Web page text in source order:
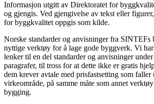
Informasjon utgitt av Direktoratet for
og gjengis. Ved gjengivelse av tekst eller
for byggkvalitet oppgis som kilde.
Norske standarder og anvisninger fra SINTEFs
nyttige verktøy for å lage gode byggverk. Vi
lenker til en del standarder og anvisninger
paragrafer, til tross for at dette ikke er gratis
dem krever avtale med prisfastsetting som faller
virkeområde, på samme måte som annet
bygging.